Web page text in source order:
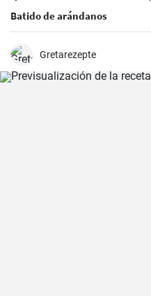
Batido de arándanos
Gretarezepte